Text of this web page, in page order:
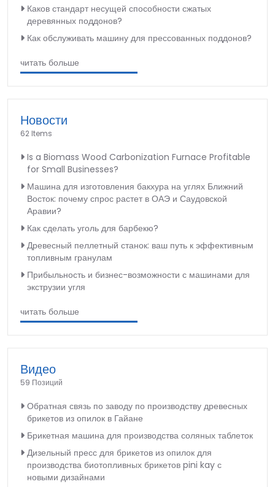
Каков стандарт несущей способности сжатых
деревянных поддонов?
Как обслуживать машину для прессованных поддонов?
читать больше
Новости
62 Items
Is a Biomass Wood Carbonization Furnace Profitable
for Small Businesses?
Машина для изготовления бакхура на углях Ближний
Восток: почему спрос растет в ОАЭ и Саудовской
Аравии?
Как сделать уголь для барбекю?
Древесный пеллетный станок: ваш путь к эффективным
топливным гранулам
Прибыльность и бизнес-возможности с машинами для
экструзии угля
читать больше
Видео
59 Позиций
Обратная связь по заводу по производству древесных
брикетов из опилок в Гайане
Брикетная машина для производства соляных таблеток
Дизельный пресс для брикетов из опилок для
производства биотопливных брикетов pini kay с
новыми дизайнами